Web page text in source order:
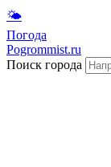
🌤
Погода
Pogrommist.ru
Поиск города